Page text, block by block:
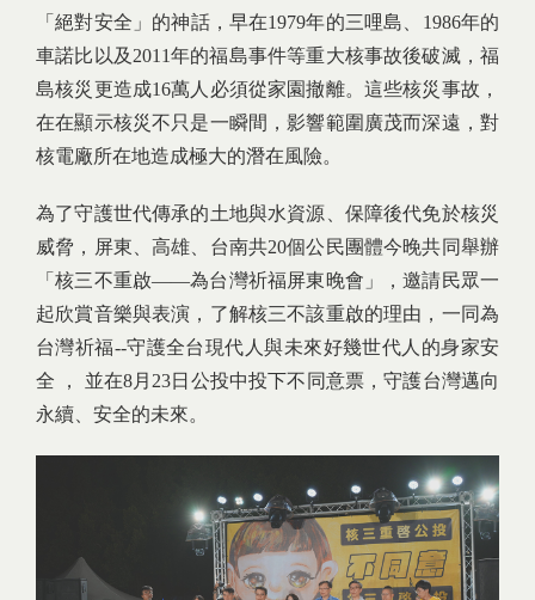
「絕對安全」的神話，早在1979年的三哩島、1986年的
車諾比以及2011年的福島事件等重大核事故後破滅，福
島核災更造成16萬人必須從家園撤離。這些核災事故，
在在顯示核災不只是一瞬間，影響範圍廣茂而深遠，對
核電廠所在地造成極大的潛在風險。
為了守護世代傳承的土地與水資源、保障後代免於核災
威脅，屏東、高雄、台南共20個公民團體今晚共同舉辦
「核三不重啟——為台灣祈福屏東晚會」，邀請民眾一
起欣賞音樂與表演，了解核三不該重啟的理由，一同為
台灣祈福--守護全台現代人與未來好幾世代人的身家安
全 ， 並在8月23日公投中投下不同意票，守護台灣邁向
永續、安全的未來。